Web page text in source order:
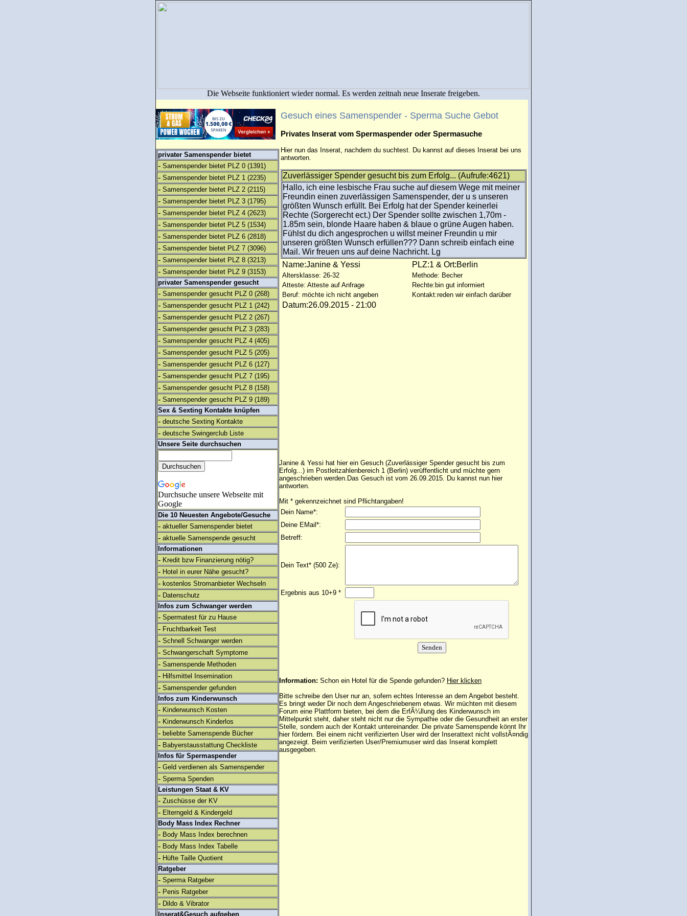
Die Webseite funktioniert wieder normal. Es werden zeitnah neue Inserate freigeben.
privater Samenspender bietet
- Samenspender bietet PLZ 0 (1391)
- Samenspender bietet PLZ 1 (2235)
- Samenspender bietet PLZ 2 (2115)
- Samenspender bietet PLZ 3 (1795)
- Samenspender bietet PLZ 4 (2623)
- Samenspender bietet PLZ 5 (1534)
- Samenspender bietet PLZ 6 (2818)
- Samenspender bietet PLZ 7 (3096)
- Samenspender bietet PLZ 8 (3213)
- Samenspender bietet PLZ 9 (3153)
privater Samenspender gesucht
- Samenspender gesucht PLZ 0 (268)
- Samenspender gesucht PLZ 1 (242)
- Samenspender gesucht PLZ 2 (267)
- Samenspender gesucht PLZ 3 (283)
- Samenspender gesucht PLZ 4 (405)
- Samenspender gesucht PLZ 5 (205)
- Samenspender gesucht PLZ 6 (127)
- Samenspender gesucht PLZ 7 (195)
- Samenspender gesucht PLZ 8 (158)
- Samenspender gesucht PLZ 9 (189)
Sex & Sexting Kontakte knüpfen
- deutsche Sexting Kontakte
- deutsche Swingerclub Liste
Unsere Seite durchsuchen
Durchsuche unsere Webseite mit
Google
Die 10 Neuesten Angebote/Gesuche
- aktueller Samenspender bietet
- aktuelle Samenspende gesucht
Informationen
- Kredit bzw Finanzierung nötig?
- Hotel in eurer Nähe gesucht?
- kostenlos Stromanbieter Wechseln
- Datenschutz
Infos zum Schwanger werden
- Spermatest für zu Hause
- Fruchtbarkeit Test
- Schnell Schwanger werden
- Schwangerschaft Symptome
- Samenspende Methoden
- Hilfsmittel Insemination
- Samenspender gefunden
Infos zum Kinderwunsch
- Kinderwunsch Kosten
- Kinderwunsch Kinderlos
- beliebte Samenspende Bücher
- Babyerstausstattung Checkliste
Infos für Spermaspender
- Geld verdienen als Samenspender
- Sperma Spenden
Leistungen Staat & KV
- Zuschüsse der KV
- Elterngeld & Kindergeld
Body Mass Index Rechner
- Body Mass Index berechnen
- Body Mass Index Tabelle
- Hüfte Taille Quotient
Ratgeber
- Sperma Ratgeber
- Penis Ratgeber
- Dildo & Vibrator
Inserat&Gesuch aufgeben
Gesuch eines Samenspender - Sperma Suche Gebot
Privates Inserat vom Spermaspender oder Spermasuche
Hier nun das Inserat, nachdem du suchtest. Du kannst auf dieses Inserat bei uns
antworten.
Zuverlässiger Spender gesucht bis zum Erfolg... (Aufrufe:4621)
Hallo, ich eine lesbische Frau suche auf diesem Wege mit meiner
Freundin einen zuverlässigen Samenspender, der u s unseren
größten Wunsch erfüllt. Bei Erfolg hat der Spender keinerlei
Rechte (Sorgerecht ect.) Der Spender sollte zwischen 1,70m -
1.85m sein, blonde Haare haben & blaue o grüne Augen haben.
Fühlst du dich angesprochen u willst meiner Freundin u mir
unseren größten Wunsch erfüllen??? Dann schreib einfach eine
Mail. Wir freuen uns auf deine Nachricht. Lg
Name:Janine & Yessi
PLZ:1 & Ort:Berlin
Altersklasse: 26-32
Methode: Becher
Atteste: Atteste auf Anfrage
Rechte:bin gut informiert
Beruf: möchte ich nicht angeben
Kontakt:reden wir einfach darüber
Datum:26.09.2015 - 21:00
Janine & Yessi hat hier ein Gesuch (Zuverlässiger Spender gesucht bis zum
Erfolg...) im Postleitzahlenbereich 1 (Berlin) verüffentlicht und müchte gern
angeschrieben werden.Das Gesuch ist vom 26.09.2015. Du kannst nun hier
antworten.
Mit * gekennzeichnet sind Pflichtangaben!
Dein Name*:
Deine EMail*:
Betreff:
Dein Text* (500 Ze):
Ergebnis aus 10+9 *
Information: Schon ein Hotel für die Spende gefunden? Hier klicken
Bitte schreibe den User nur an, sofern echtes Interesse an dem Angebot besteht.
Es bringt weder Dir noch dem Angeschriebenem etwas. Wir müchten mit diesem
Forum eine Plattform bieten, bei dem die ErfÃ¼llung des Kinderwunsch im
Mittelpunkt steht, daher steht nicht nur die Sympathie oder die Gesundheit an erster
Stelle, sondern auch der Kontakt untereinander. Die private Samenspende könnt Ihr
hier fördern. Bei einem nicht verifizierten User wird der Inserattext nicht vollstÃ¤ndig
angezeigt. Beim verifizierten User/Premiumuserwird das Inserat komplett
ausgegeben.